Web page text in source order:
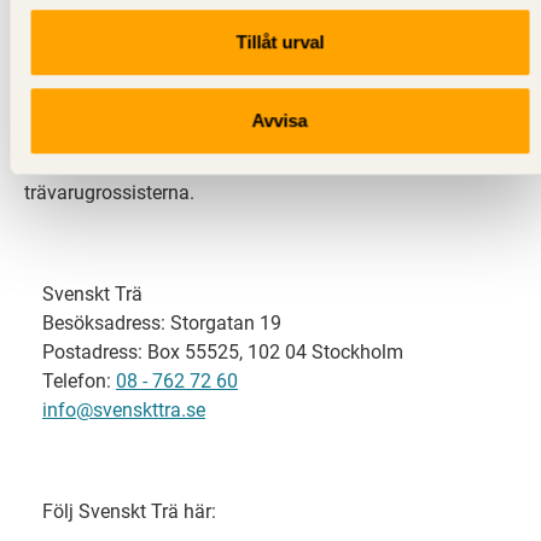
Tillåt urval
Avvisa
Svenskt Trä representerar svensk sågverksindustri
och är en del av branschorganisationen
svensk limträ-, KL-trä- och förpackningsindustri samt
trävarugrossisterna.
Svenskt Trä
Besöksadress: Storgatan 19
Postadress: Box 55525, 102 04 Stockholm
Telefon: 08 - 762 72 60
info@svenskttra.se
Följ Svenskt Trä här: